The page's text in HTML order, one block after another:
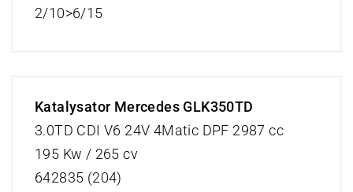
2/10>6/15
Katalysator Mercedes GLK350TD
3.0TD CDI V6 24V 4Matic DPF 2987 cc
195 Kw / 265 cv
642835 (204)